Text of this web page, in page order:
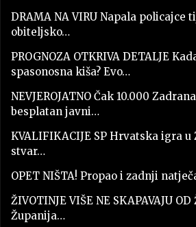
DRAMA NA VIRU Napala policajce
obiteljsko…
PROGNOZA OTKRIVA DETALJE
spasonosna kiša? Evo…
NEVJEROJATNO Čak 10.000
besplatan javni…
KVALIFIKACIJE SP Hrvatska igra
stvar…
OPET NIŠTA! Propao i zadnji
ŽIVOTINJE VIŠE NE SKAPAVAJU
Županija…